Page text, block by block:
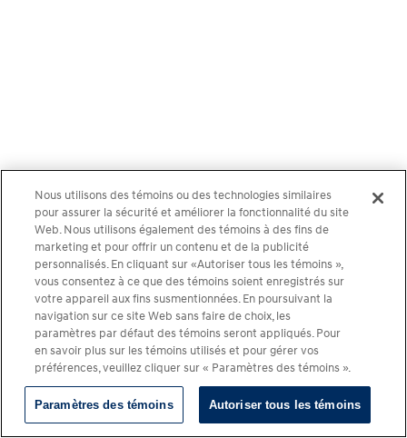
Nous utilisons des témoins ou des technologies similaires
pour assurer la sécurité et améliorer la fonctionnalité du site
Web. Nous utilisons également des témoins à des fins de
marketing et pour offrir un contenu et de la publicité
personnalisés. En cliquant sur «Autoriser tous les témoins »,
vous consentez à ce que des témoins soient enregistrés sur
votre appareil aux fins susmentionnées. En poursuivant la
navigation sur ce site Web sans faire de choix, les
paramètres par défaut des témoins seront appliqués. Pour
en savoir plus sur les témoins utilisés et pour gérer vos
préférences, veuillez cliquer sur « Paramètres des témoins ».
Paramètres des témoins Autoriser tous les témoins